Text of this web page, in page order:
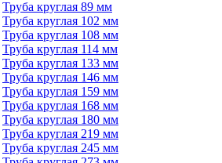
Труба круглая 89 мм
Труба круглая 102 мм
Труба круглая 108 мм
Труба круглая 114 мм
Труба круглая 133 мм
Труба круглая 146 мм
Труба круглая 159 мм
Труба круглая 168 мм
Труба круглая 180 мм
Труба круглая 219 мм
Труба круглая 245 мм